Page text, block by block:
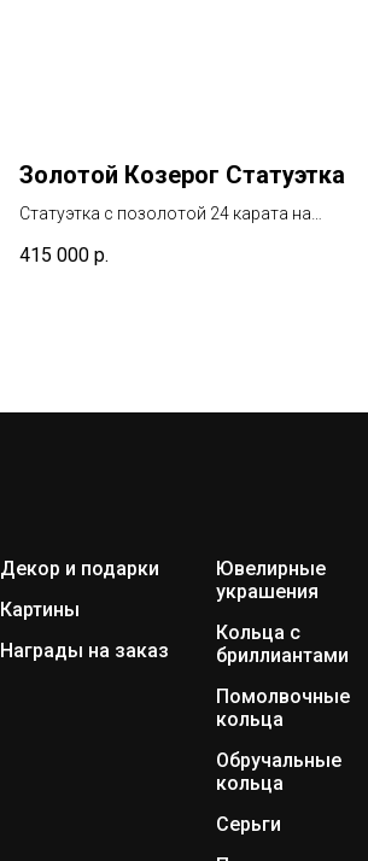
Золотой Козерог Статуэтка
Статуэтка с позолотой 24 карата на
415 000 р.
Декор и подарки
Картины
Награды на заказ
Ювелирные
украшения
Кольца с
бриллиантами
Помолвочные
кольца
Обручальные
кольца
Серьги